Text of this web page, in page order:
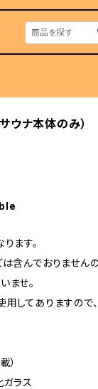
ウナ本体のみ）
ます。
含んでおりません
ませ。
してありますので
）
ラス